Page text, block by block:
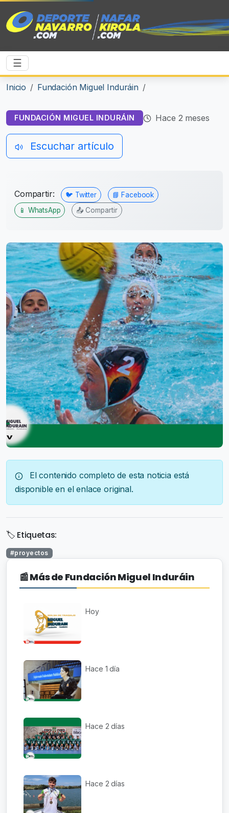
☰
Inicio Fundación Miguel Induráin
FUNDACIÓN MIGUEL INDURÁIN Hace 2 meses
Escuchar artículo
Compartir: 🐦 Twitter
📘 Facebook
📱 WhatsApp
📤 Compartir
El contenido completo de esta noticia está
disponible en el enlace original.
🏷️ Etiquetas:
#proyectos
📰 Más de Fundación Miguel Induráin
Hoy
Hace 1 día
Hace 2 días
Hace 2 días